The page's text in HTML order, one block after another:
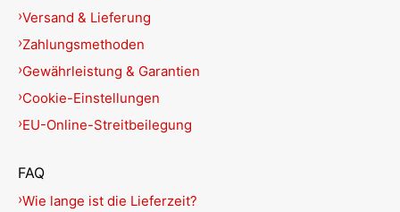
Versand & Lieferung
Zahlungsmethoden
Gewährleistung & Garantien
Cookie-Einstellungen
EU-Online-Streitbeilegung
FAQ
Wie lange ist die Lieferzeit?